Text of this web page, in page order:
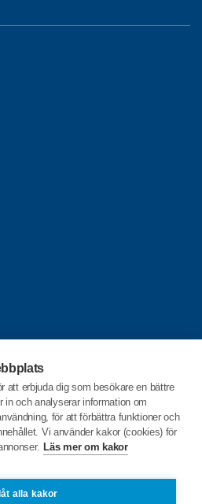
att erbjuda dig som besökare en bättre
in och analyserar information om
för att förbättra funktioner och
Vi använder kakor (cookies) för
Läs mer om kakor
alla kakor